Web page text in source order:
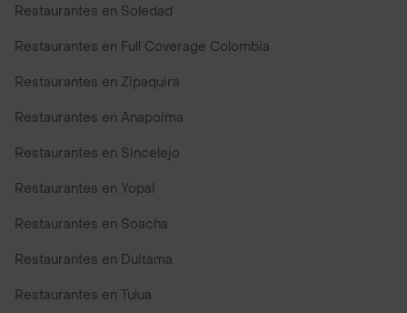
Restaurantes en Soledad
Restaurantes en Full Coverage Colombia
Restaurantes en Zipaquira
Restaurantes en Anapoima
Restaurantes en Sincelejo
Restaurantes en Yopal
Restaurantes en Soacha
Restaurantes en Duitama
Restaurantes en Tulua